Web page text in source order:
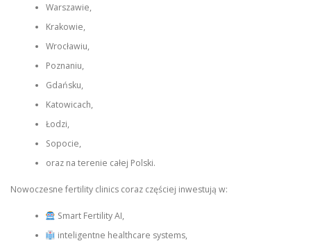
Warszawie,
Krakowie,
Wrocławiu,
Poznaniu,
Gdańsku,
Katowicach,
Łodzi,
Sopocie,
oraz na terenie całej Polski.
Nowoczesne fertility clinics coraz częściej inwestują w:
Smart Fertility AI,
inteligentne healthcare systems,